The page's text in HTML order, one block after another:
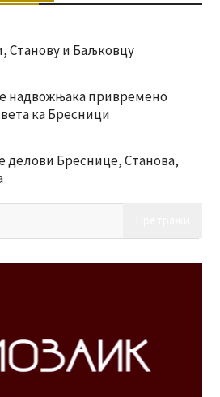
Станову и Баљковцу
надвожњака привремено
ка Бресници
делови Бреснице, Станова,